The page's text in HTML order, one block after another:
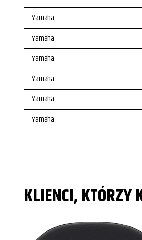
Yamaha
Yamaha
Yamaha
Yamaha
Yamaha
Yamaha
Yamaha
Yamaha
KLIENCI, KTÓRZY